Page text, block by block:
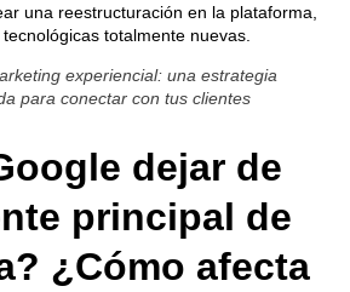
una reestructuración en la plataforma,
totalmente nuevas.
experiencial: una estrategia
para conectar con tus clientes
dejar de
principal de
¿Cómo afecta